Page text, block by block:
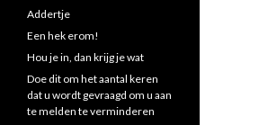
Addertje
Een hek erom!
Hou je in, dan krijg je wat
Doe dit om het aantal keren
dat u wordt gevraagd om u aan
te melden te verminderen